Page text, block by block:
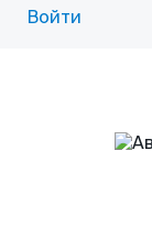
Войти